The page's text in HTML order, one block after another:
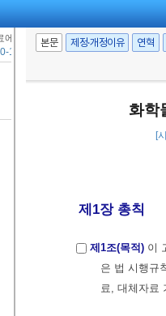
에 관한 기준
130호, 2020. 11. 12., 일부개정]
본문 제정·개정이유 연혁
화학
[
제1장 총칙
제1조(목적) 이
은 법 시행규
료, 대체자료